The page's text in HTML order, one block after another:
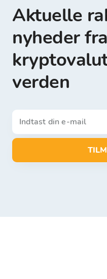
Aktuelle
nyheder fra
verden